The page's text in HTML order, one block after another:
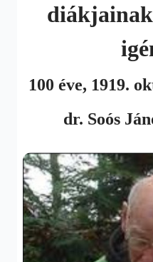
100 éve, 1919.
dr. Soós